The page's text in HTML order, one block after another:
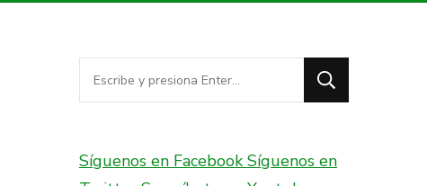
¿Buscas
algo?
Síguenos en FacebookSíguenos en